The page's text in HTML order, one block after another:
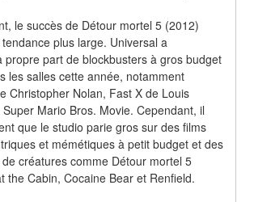
le succès de Détour mortel 5 (2012)
plus large. Universal a
propre part de blockbusters à gros budget
les salles cette année, notamment
Christopher Nolan, Fast X de Louis
Mario Bros. Movie. Cependant, il
que le studio parie gros sur des films
et mémétiques à petit budget et des
créatures comme Détour mortel 5
the Cabin, Cocaine Bear et Renfield.